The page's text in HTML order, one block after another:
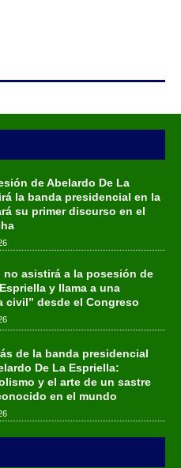
de Abelardo De La
la banda presidencial en la
su primer discurso en el
no asistirá a la posesión de
y llama a una
civil” desde el Congreso
de la banda presidencial
De La Espriella:
y el arte de un sastre
en el mundo